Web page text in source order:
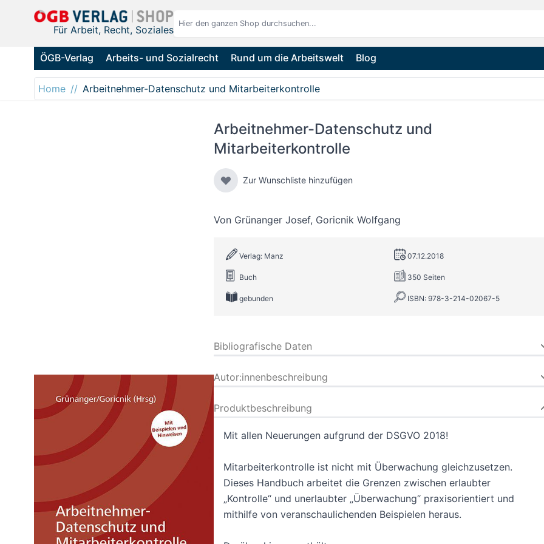
Direkt zum Inhalt
Für Arbeit, Recht, Soziales
ÖGB-Verlag Arbeits- und Sozialrecht Rund um die Arbeitswelt Blog
Home Arbeitnehmer-Datenschutz und Mitarbeiterkontrolle
Arbeitnehmer-Datenschutz und
Mitarbeiterkontrolle
Zur Wunschliste hinzufügen
Von Grünanger Josef, Goricnik Wolfgang
Verlag: Manz 07.12.2018
Buch 350 Seiten
gebunden ISBN: 978-3-214-02067-5
Bibliografische Daten
Autor:innenbeschreibung
Produktbeschreibung
Mit allen Neuerungen aufgrund der DSGVO 2018!
Mitarbeiterkontrolle ist nicht mit Überwachung gleichzusetzen.
Dieses Handbuch arbeitet die Grenzen zwischen erlaubter
„Kontrolle“ und unerlaubter „Überwachung“ praxisorientiert und
mithilfe von veranschaulichenden Beispielen heraus.